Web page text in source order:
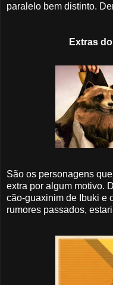
paralelo bem distinto.
Extras
São os personagens
extra por algum motivo.
cão-guaxinim de Ibuki e
rumores passados,